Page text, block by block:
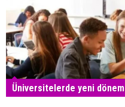
Üniversitelerde yeni dönem